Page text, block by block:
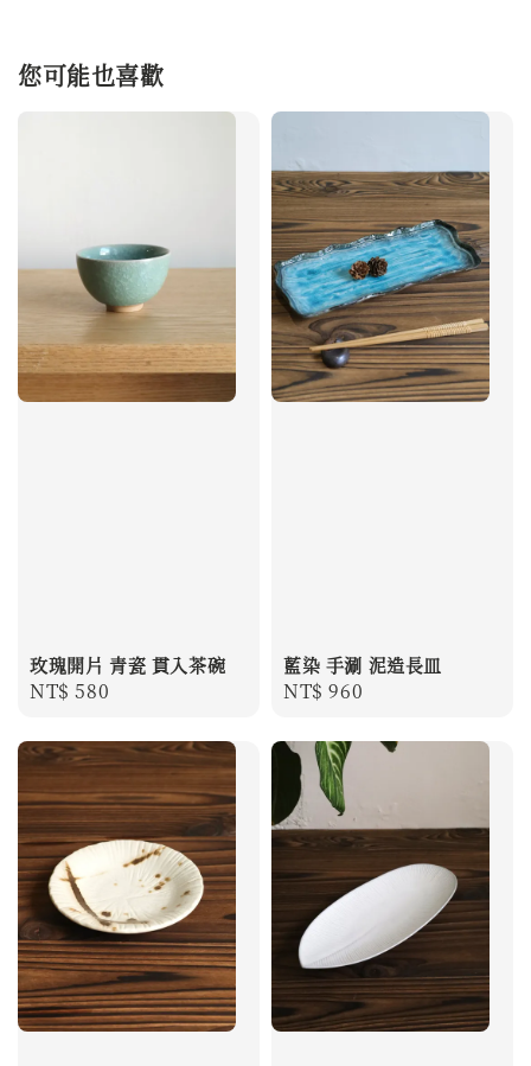
您可能也喜歡
玫瑰開片 青瓷 貫入茶碗
Regular
NT$ 580
藍染 手涮 泥造長皿
Regular
NT$ 960